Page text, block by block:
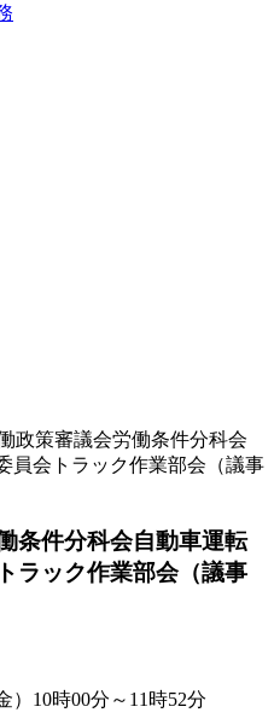
政策審議会労働条件分科会
員会トラック作業部会（議事
条件分科会自動車運転
ラック作業部会（議事
10時00分～11時52分